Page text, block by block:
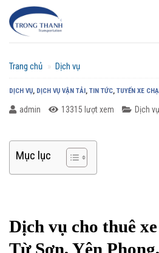
Chuyển
đến
Trang chủ » Dịch vụ
DỊCH VỤ, DỊCH VỤ VẬN TẢI, TIN TỨC, TUYẾN XE
admin 13315 lượt xem Dịch vụ
Mục lục
Dịch vụ cho thuê
Từ Sơn, Yên